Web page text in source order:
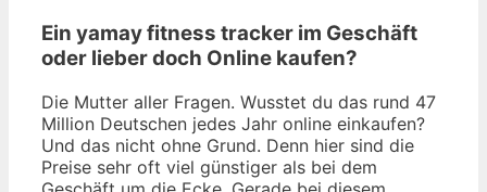
Ein yamay fitness tracker im Geschäft
oder lieber doch Online kaufen?
Die Mutter aller Fragen. Wusstet du das rund 47
Million Deutschen jedes Jahr online einkaufen?
Und das nicht ohne Grund. Denn hier sind die
Preise sehr oft viel günstiger als bei dem